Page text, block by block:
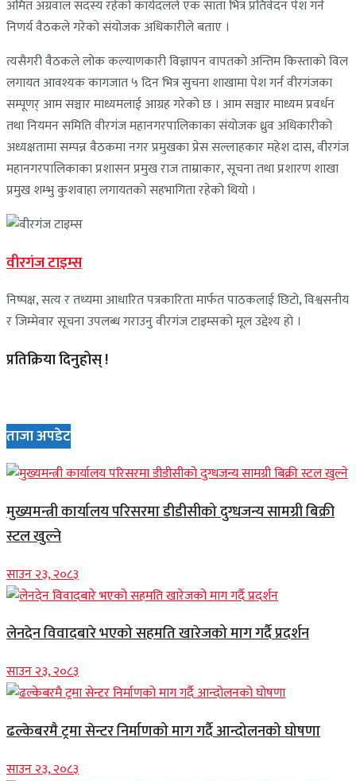
अमित अग्रवाल सदस्य रहेको कार्यदलले एक साता भित्र प्रतिवेदन पेश गर्ने
निणर्य वैठकले गरेको संयोजक अधिकारीले बताए ।
त्यसैगरी वैठकले लोक कल्याणकारी विज्ञापन वापतको अन्तिम किस्ताको विल
लगायत आवश्यक कागजात ५ दिन भित्र सुचना शाखामा पेश गर्न वीरगंजका
सम्पूणर् आम सञ्चार माध्यमलाई आग्रह गरेको छ । आम सञ्चार माध्यम प्रवर्धन
तथा नियमन समिति वीरगंज महानगरपालिकाका संयोजक ध्रुव अधिकारीको
अध्यक्षतामा सम्पन्न वैठकमा नगर प्रमुखका प्रेस सल्लाहकार महेश दास, वीरगंज
महानगरपालिकाका प्रशासन प्रमुख राज ताम्राकार, सूचना तथा प्रशारण शाखा
प्रमुख शम्भु कुशवाहा लगायतको सहभागिता रहेको थियो ।
वीरगंज टाइम्स
निष्पक्ष, सत्य र तथ्यमा आधारित पत्रकारिता मार्फत पाठकलाई छिटो, विश्वसनीय
र जिम्मेवार सूचना उपलब्ध गराउनु वीरगंज टाइम्सको मूल उद्देश्य हो ।
प्रतिक्रिया दिनुहोस् !
ताजा अपडेट
मुख्यमन्त्री कार्यालय परिसरमा डीडीसीको दुग्धजन्य सामग्री बिक्री
स्टल खुल्ने
साउन २३, २०८३
लेनदेन विवादबारे भएको सहमति खारेजको माग गर्दै प्रदर्शन
साउन २३, २०८३
ढल्केबरमै ट्रमा सेन्टर निर्माणको माग गर्दै आन्दोलनको घोषणा
साउन २३, २०८३